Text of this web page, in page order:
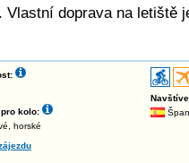
doprava na letiště
kolo:
horské